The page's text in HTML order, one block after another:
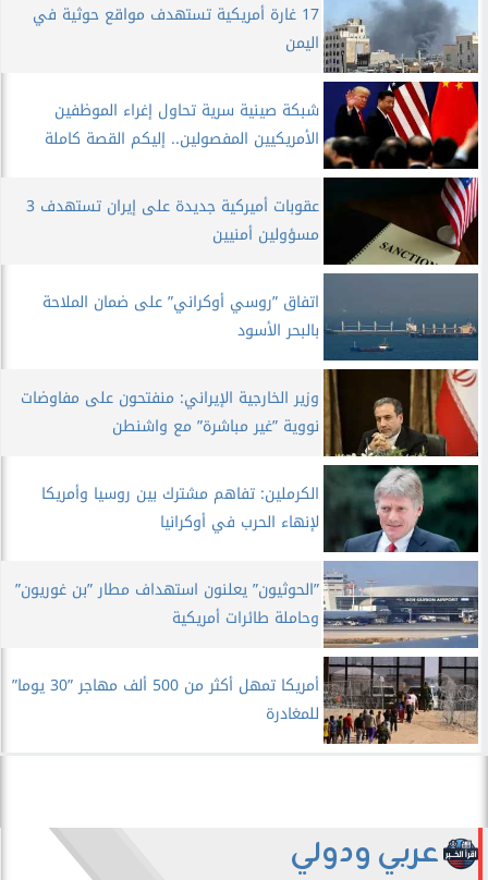
17 غارة أمريكية تستهدف مواقع حوثية في
اليمن
شبكة صينية سرية تحاول إغراء الموظفين
الأمريكيين المفصولين.. إليكم القصة كاملة
عقوبات أميركية جديدة على إيران تستهدف 3
مسؤولين أمنيين
اتفاق ”روسي أوكراني” على ضمان الملاحة
بالبحر الأسود
وزير الخارجية الإيراني: منفتحون على مفاوضات
نووية ”غير مباشرة” مع واشنطن
الكرملين: تفاهم مشترك بين روسيا وأمريكا
لإنهاء الحرب في أوكرانيا
”الحوثيون” يعلنون استهداف مطار ”بن غوريون”
وحاملة طائرات أمريكية
أمريكا تمهل أكثر من 500 ألف مهاجر ”30 يوما”
للمغادرة
عربي ودولي